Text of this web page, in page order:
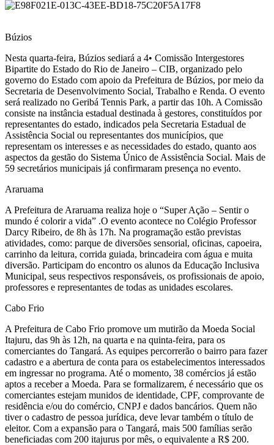
Búzios
Nesta quarta-feira, Búzios sediará a 4• Comissão Intergestores
Bipartite do Estado do Rio de Janeiro – CIB, organizado pelo
governo do Estado com apoio da Prefeitura de Búzios, por meio da
Secretaria de Desenvolvimento Social, Trabalho e Renda. O evento
será realizado no Geribá Tennis Park, a partir das 10h. A Comissão
consiste na instância estadual destinada à gestores, constituídos por
representantes do estado, indicados pela Secretaria Estadual de
Assistência Social ou representantes dos municípios, que
representam os interesses e as necessidades do estado, quanto aos
aspectos da gestão do Sistema Único de Assistência Social. Mais de
59 secretários municipais já confirmaram presença no evento.
Araruama
A Prefeitura de Araruama realiza hoje o “Super Ação – Sentir o
mundo é colorir a vida” .O evento acontece no Colégio Professor
Darcy Ribeiro, de 8h às 17h. Na programação estão previstas
atividades, como: parque de diversões sensorial, oficinas, capoeira,
carrinho da leitura, corrida guiada, brincadeira com água e muita
diversão. Participam do encontro os alunos da Educação Inclusiva
Municipal, seus respectivos responsáveis, os profissionais de apoio,
professores e representantes de todas as unidades escolares.
Cabo Frio
A Prefeitura de Cabo Frio promove um mutirão da Moeda Social
Itajuru, das 9h às 12h, na quarta e na quinta-feira, para os
comerciantes do Tangará. As equipes percorrerão o bairro para fazer
cadastro e a abertura de conta para os estabelecimentos interessados
em ingressar no programa. Até o momento, 38 comércios já estão
aptos a receber a Moeda. Para se formalizarem, é necessário que os
comerciantes estejam munidos de identidade, CPF, comprovante de
residência e/ou do comércio, CNPJ e dados bancários. Quem não
tiver o cadastro de pessoa jurídica, deve levar também o título de
eleitor. Com a expansão para o Tangará, mais 500 famílias serão
beneficiadas com 200 itajurus por mês, o equivalente a R$ 200.